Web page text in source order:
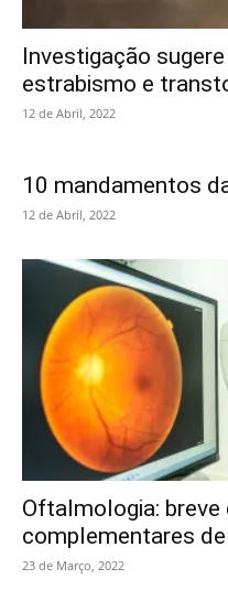
Investigação
estrabismo e
12 de Abril, 2022
10 mandamentos
12 de Abril, 2022
Oftalmologia: breve
complementares
23 de Março, 2022